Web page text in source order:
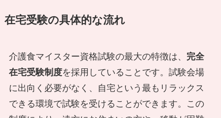
在宅受験の具体的な流れ
介護食マイスター資格試験の最大の特徴は、 完全
在宅受験制度を採用していることです。試験会場
に出向く必要がなく、自宅という最もリラックス
できる環境で試験を受けることができます。この